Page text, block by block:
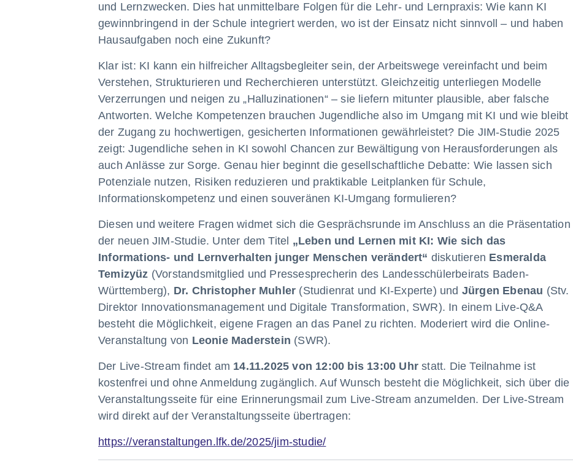
und Lernzwecken. Dies hat unmittelbare Folgen für die Lehr- und Lernpraxis: Wie kann KI
gewinnbringend in der Schule integriert werden, wo ist der Einsatz nicht sinnvoll – und haben
Hausaufgaben noch eine Zukunft?
Klar ist: KI kann ein hilfreicher Alltagsbegleiter sein, der Arbeitswege vereinfacht und beim
Verstehen, Strukturieren und Recherchieren unterstützt. Gleichzeitig unterliegen Modelle
Verzerrungen und neigen zu „Halluzinationen“ – sie liefern mitunter plausible, aber falsche
Antworten. Welche Kompetenzen brauchen Jugendliche also im Umgang mit KI und wie bleibt
der Zugang zu hochwertigen, gesicherten Informationen gewährleistet? Die JIM-Studie 2025
zeigt: Jugendliche sehen in KI sowohl Chancen zur Bewältigung von Herausforderungen als
auch Anlässe zur Sorge. Genau hier beginnt die gesellschaftliche Debatte: Wie lassen sich
Potenziale nutzen, Risiken reduzieren und praktikable Leitplanken für Schule,
Informationskompetenz und einen souveränen KI-Umgang formulieren?
Diesen und weitere Fragen widmet sich die Gesprächsrunde im Anschluss an die Präsentation
der neuen JIM-Studie. Unter dem Titel „Leben und Lernen mit KI: Wie sich das
Informations- und Lernverhalten junger Menschen verändert“ diskutieren Esmeralda
Temizyüz (Vorstandsmitglied und Pressesprecherin des Landesschülerbeirats Baden-
Württemberg), Dr. Christopher Muhler (Studienrat und KI-Experte) und Jürgen Ebenau (Stv.
Direktor Innovationsmanagement und Digitale Transformation, SWR). In einem Live-Q&A
besteht die Möglichkeit, eigene Fragen an das Panel zu richten. Moderiert wird die Online-
Veranstaltung von Leonie Maderstein (SWR).
Der Live-Stream findet am 14.11.2025 von 12:00 bis 13:00 Uhr statt. Die Teilnahme ist
kostenfrei und ohne Anmeldung zugänglich. Auf Wunsch besteht die Möglichkeit, sich über die
Veranstaltungsseite für eine Erinnerungsmail zum Live-Stream anzumelden. Der Live-Stream
wird direkt auf der Veranstaltungsseite übertragen:
https://veranstaltungen.lfk.de/2025/jim-studie/